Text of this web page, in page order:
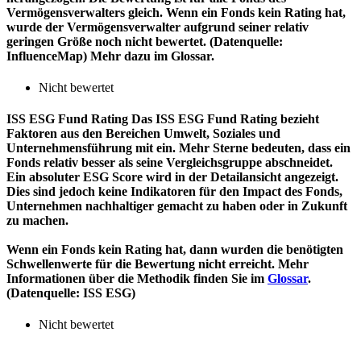
Vermögensverwalters gleich. Wenn ein Fonds kein Rating hat,
wurde der Vermögensverwalter aufgrund seiner relativ
geringen Größe noch nicht bewertet. (Datenquelle:
InfluenceMap) Mehr dazu im Glossar.
Nicht bewertet
ISS ESG Fund Rating Das ISS ESG Fund Rating bezieht
Faktoren aus den Bereichen Umwelt, Soziales und
Unternehmensführung mit ein. Mehr Sterne bedeuten, dass ein
Fonds relativ besser als seine Vergleichsgruppe abschneidet.
Ein absoluter ESG Score wird in der Detailansicht angezeigt.
Dies sind jedoch keine Indikatoren für den Impact des Fonds,
Unternehmen nachhaltiger gemacht zu haben oder in Zukunft
zu machen.
Wenn ein Fonds kein Rating hat, dann wurden die benötigten
Schwellenwerte für die Bewertung nicht erreicht. Mehr
Informationen über die Methodik finden Sie im Glossar.
(Datenquelle: ISS ESG)
Nicht bewertet